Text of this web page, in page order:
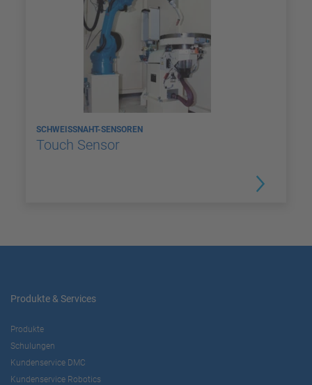
SCHWEISSNAHT-SENSOREN
Touch Sensor
Produkte & Services
Produkte
Schulungen
Kundenservice DMC
Kundenservice Robotics